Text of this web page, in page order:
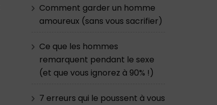
Comment garder un homme
amoureux (sans vous sacrifier)
Ce que les hommes
remarquent pendant le sexe
(et que vous ignorez à 90% !)
7 erreurs qui le poussent à vous